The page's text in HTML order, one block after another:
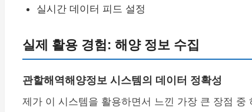
실시간 데이터 피드 설정
실제 활용 경험: 해양 정보 수집
관할해역해양정보 시스템의 데이터 정확성
제가 이 시스템을 활용하면서 느낀 가장 큰 장점 중